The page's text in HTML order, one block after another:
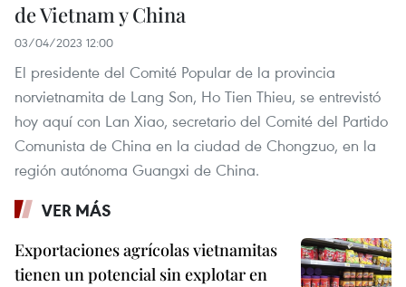
de Vietnam y China
03/04/2023 12:00
El presidente del Comité Popular de la provincia
norvietnamita de Lang Son, Ho Tien Thieu, se entrevistó
hoy aquí con Lan Xiao, secretario del Comité del Partido
Comunista de China en la ciudad de Chongzuo, en la
región autónoma Guangxi de China.
VER MÁS
Exportaciones agrícolas vietnamitas
tienen un potencial sin explotar en